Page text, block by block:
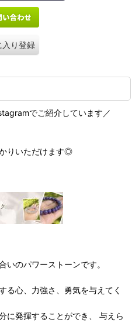
入り登録
でご紹介しています／
りいただけます◎
いのパワーストーンです。
る心、力強さ、勇気を与えてく
に発揮することができ、 与えら